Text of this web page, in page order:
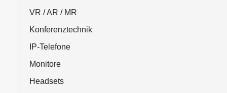
VR / AR / MR
Konferenztechnik
IP-Telefone
Monitore
Headsets